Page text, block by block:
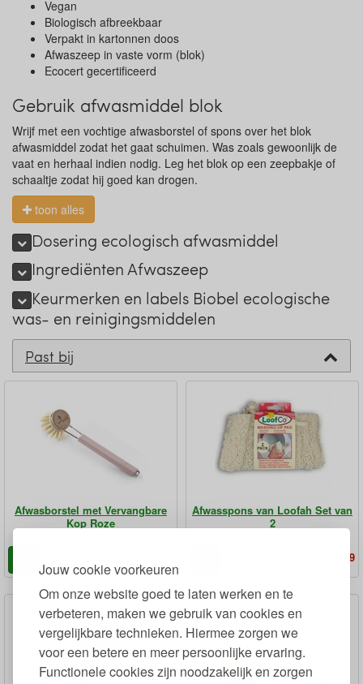
Jouw cookie voorkeuren
Om onze website goed te laten werken en te
verbeteren, maken we gebruik van cookies en
vergelijkbare technieken. Hiermee zorgen we
voor een betere en meer persoonlijke ervaring.
Functionele cookies zijn noodzakelijk en zorgen
Vegan
Biologisch afbreekbaar
Verpakt in kartonnen doos
Afwaszeep in vaste vorm (blok)
Ecocert gecertificeerd
Gebruik afwasmiddel blok
Wrijf met een vochtige afwasborstel of spons over het blok
afwasmiddel zodat het gaat schuimen. Was zoals gewoonlijk de
vaat en herhaal indien nodig. Leg het blok op een zeepbakje of
schaaltje zodat hij goed kan drogen.
toon alles
Dosering ecologisch afwasmiddel
Ingrediënten Afwaszeep
Keurmerken en labels Biobel ecologische
was- en reinigingsmiddelen
Past bij
Afwasborstel met Vervangbare
Kop Roze
Afwasspons van Loofah Set van
2
99